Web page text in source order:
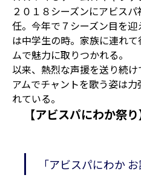
２０１８シーズンにアビス
任。今年で７シーズン目を
は中学生の時。家族に連れ
ムで魅力に取りつかれる。
以来、熱烈な声援を送り続
アムでチャントを歌う姿は
れている。
【アビスパにわか祭り
「アビスパにわか